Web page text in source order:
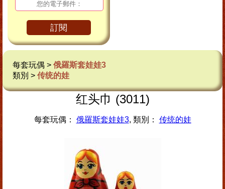
訂閱
每套玩偶 > 俄羅斯套娃娃3
類別 > 传统的娃
红头巾 (3011)
每套玩偶： 俄羅斯套娃娃3, 類別： 传统的娃